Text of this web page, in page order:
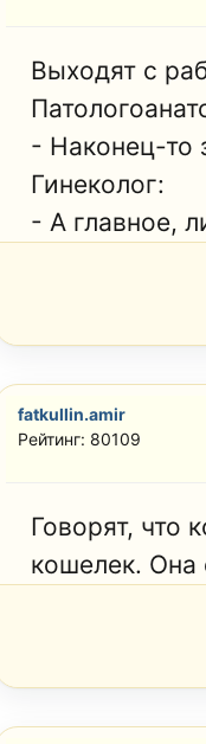
Выходят с
- Наконец-то
Гинеколог:
- А главное,
fatkullin.amir
Рейтинг: 80109
Говорят, что
кошелек. Она